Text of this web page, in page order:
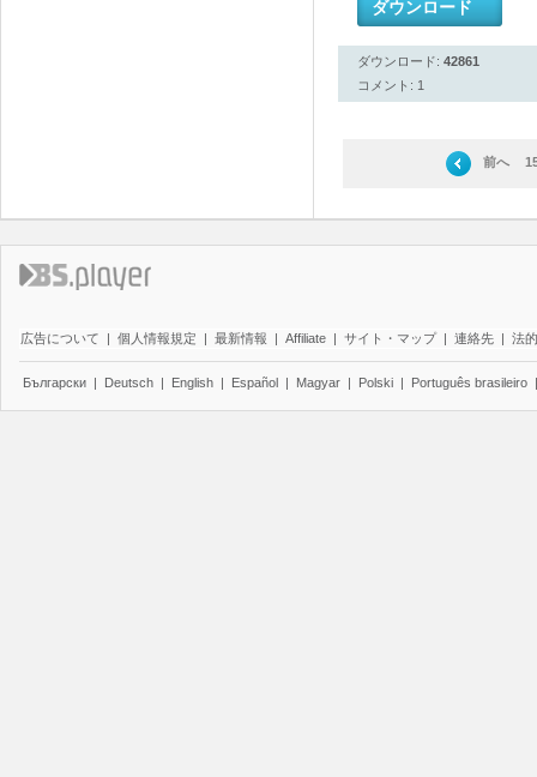
ダウンロード
ダウンロード: 42861
コメント: 1
前へ
広告について | 個人情報規定 | 最新情報 | Affiliate | サイト・マップ | 連絡先 | 法
Български | Deutsch | English | Español | Magyar | Polski | Português brasileiro